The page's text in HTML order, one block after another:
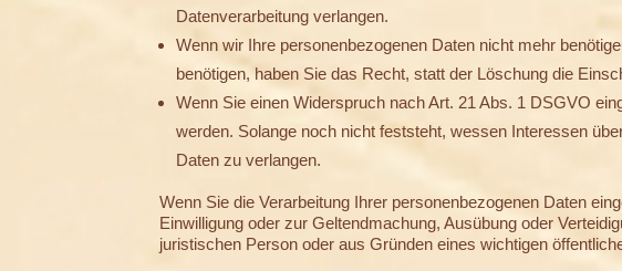
Datenverarbeitung verlangen.
Wenn wir Ihre personenbezogenen Daten nicht mehr
benötigen, haben Sie das Recht, statt der Löschung die
Wenn Sie einen Widerspruch nach Art. 21 Abs. 1 DSGVO
werden. Solange noch nicht feststeht, wessen Interessen
Daten zu verlangen.
Wenn Sie die Verarbeitung Ihrer personenbezogenen Daten
Einwilligung oder zur Geltendmachung, Ausübung oder
juristischen Person oder aus Gründen eines wichtigen